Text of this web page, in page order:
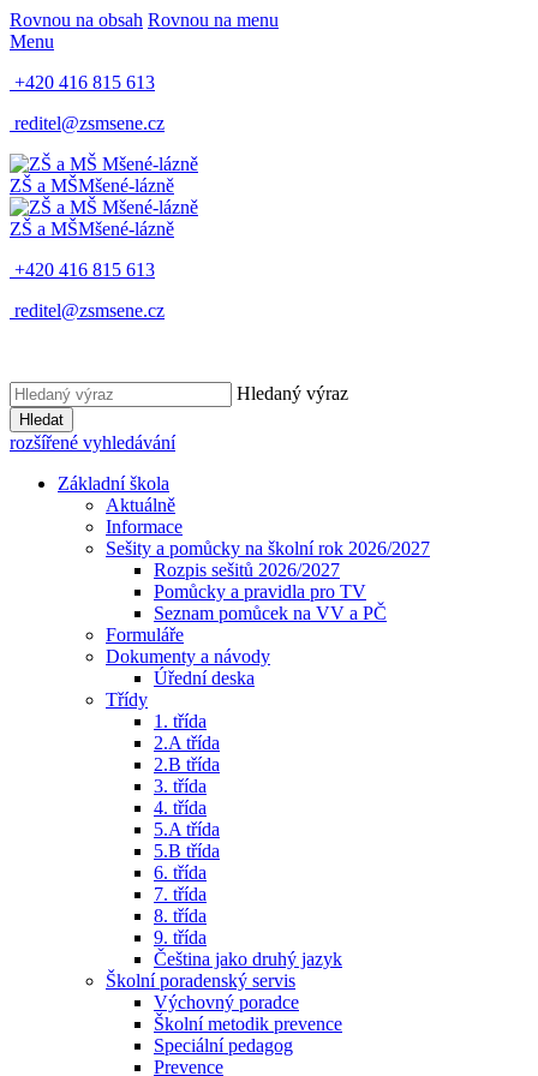
Rovnou na obsah Rovnou na menu
Menu
+420 416 815 613
reditel@zsmsene.cz
ZŠ a MŠMšené-lázně
ZŠ a MŠMšené-lázně
+420 416 815 613
reditel@zsmsene.cz
Hledaný výraz
Hledat
rozšířené vyhledávání
Základní škola
Aktuálně
Informace
Sešity a pomůcky na školní rok 2026/2027
Rozpis sešitů 2026/2027
Pomůcky a pravidla pro TV
Seznam pomůcek na VV a PČ
Formuláře
Dokumenty a návody
Úřední deska
Třídy
1. třída
2.A třída
2.B třída
3. třída
4. třída
5.A třída
5.B třída
6. třída
7. třída
8. třída
9. třída
Čeština jako druhý jazyk
Školní poradenský servis
Výchovný poradce
Školní metodik prevence
Speciální pedagog
Prevence